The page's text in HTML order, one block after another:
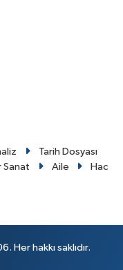
Tarih Dosyası
Sanat Aile
Hac
Her hakkı saklıdır.